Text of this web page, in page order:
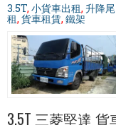
3.5T, 小貨車出租, 升降
租, 貨車租賃, 鐵架
3.5T 三菱堅達 貨